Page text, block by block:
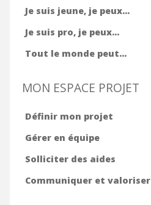
Je suis jeune, je peux...
Je suis pro, je peux...
Tout le monde peut...
MON ESPACE PROJET
Définir mon projet
Gérer en équipe
Solliciter des aides
Communiquer et valoriser